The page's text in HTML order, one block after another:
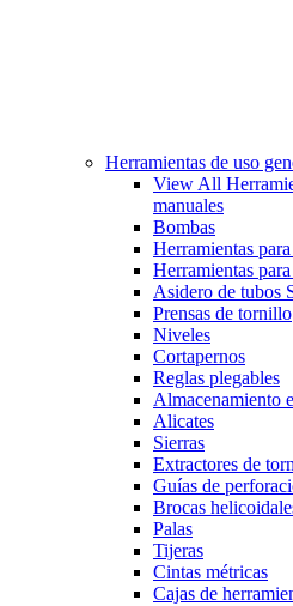
Herramientas de uso
View All
manuales
Bombas
Herramientas
Herramientas
Asidero de tubos
Prensas de tornillo
Niveles
Cortapernos
Reglas plegables
Almacenamiento
Alicates
Sierras
Extractores de
Guías de
Brocas
Palas
Tijeras
Cintas métricas
Cajas de